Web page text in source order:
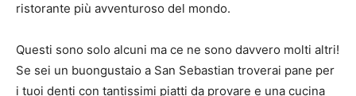
ristorante più avventuroso del mondo.
Questi sono solo alcuni ma ce ne sono davvero molti altri!
Se sei un buongustaio a San Sebastian troverai pane per
i tuoi denti con tantissimi piatti da provare e una cucina